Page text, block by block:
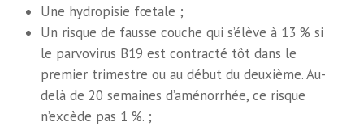
Une hydropisie fœtale ;
Un risque de fausse couche qui s’élève à 13 % si
le parvovirus B19 est contracté tôt dans le
premier trimestre ou au début du deuxième. Au-
delà de 20 semaines d’aménorrhée, ce risque
n’excède pas 1 %. ;